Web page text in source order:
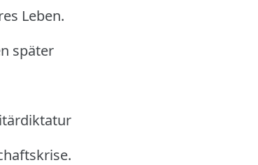
Leben.
später